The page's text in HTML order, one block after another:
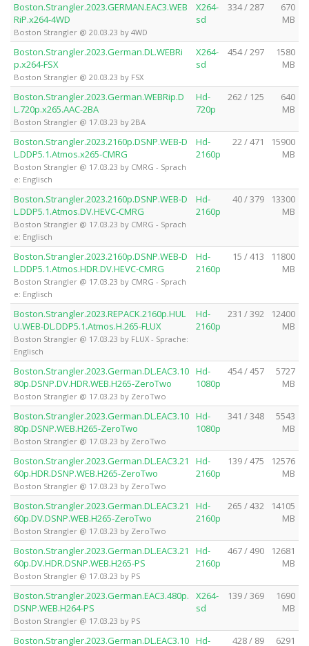
Boston.Strangler.2023.GERMAN.EAC3.WEB
RiP.x264-4WD
Boston Strangler @ 20.03.23 by 4WD
X264-
sd
334 / 287
670
MB
Boston.Strangler.2023.German.DL.WEBRi
p.x264-FSX
Boston Strangler @ 20.03.23 by FSX
X264-
sd
454 / 297
1580
MB
Boston.Strangler.2023.German.WEBRip.D
L.720p.x265.AAC-2BA
Boston Strangler @ 17.03.23 by 2BA
Hd-
720p
262 / 125
640
MB
Boston.Strangler.2023.2160p.DSNP.WEB-D
L.DDP5.1.Atmos.x265-CMRG
Boston Strangler @ 17.03.23 by CMRG - Sprach
e: Englisch
Hd-
2160p
22 / 471
15900
MB
Boston.Strangler.2023.2160p.DSNP.WEB-D
L.DDP5.1.Atmos.DV.HEVC-CMRG
Boston Strangler @ 17.03.23 by CMRG - Sprach
e: Englisch
Hd-
2160p
40 / 379
13300
MB
Boston.Strangler.2023.2160p.DSNP.WEB-D
L.DDP5.1.Atmos.HDR.DV.HEVC-CMRG
Boston Strangler @ 17.03.23 by CMRG - Sprach
e: Englisch
Hd-
2160p
15 / 413
11800
MB
Boston.Strangler.2023.REPACK.2160p.HUL
U.WEB-DL.DDP5.1.Atmos.H.265-FLUX
Boston Strangler @ 17.03.23 by FLUX - Sprache:
Englisch
Hd-
2160p
231 / 392
12400
MB
Boston.Strangler.2023.German.DL.EAC3.10
80p.DSNP.DV.HDR.WEB.H265-ZeroTwo
Boston Strangler @ 17.03.23 by ZeroTwo
Hd-
1080p
454 / 457
5727
MB
Boston.Strangler.2023.German.DL.EAC3.10
80p.DSNP.WEB.H265-ZeroTwo
Boston Strangler @ 17.03.23 by ZeroTwo
Hd-
1080p
341 / 348
5543
MB
Boston.Strangler.2023.German.DL.EAC3.21
60p.HDR.DSNP.WEB.H265-ZeroTwo
Boston Strangler @ 17.03.23 by ZeroTwo
Hd-
2160p
139 / 475
12576
MB
Boston.Strangler.2023.German.DL.EAC3.21
60p.DV.DSNP.WEB.H265-ZeroTwo
Boston Strangler @ 17.03.23 by ZeroTwo
Hd-
2160p
265 / 432
14105
MB
Boston.Strangler.2023.German.DL.EAC3.21
60p.DV.HDR.DSNP.WEB.H265-PS
Boston Strangler @ 17.03.23 by PS
Hd-
2160p
467 / 490
12681
MB
Boston.Strangler.2023.German.EAC3.480p.
DSNP.WEB.H264-PS
Boston Strangler @ 17.03.23 by PS
X264-
sd
139 / 369
1690
MB
Boston.Strangler.2023.German.DL.EAC3.10 Hd- 428 / 89 6291